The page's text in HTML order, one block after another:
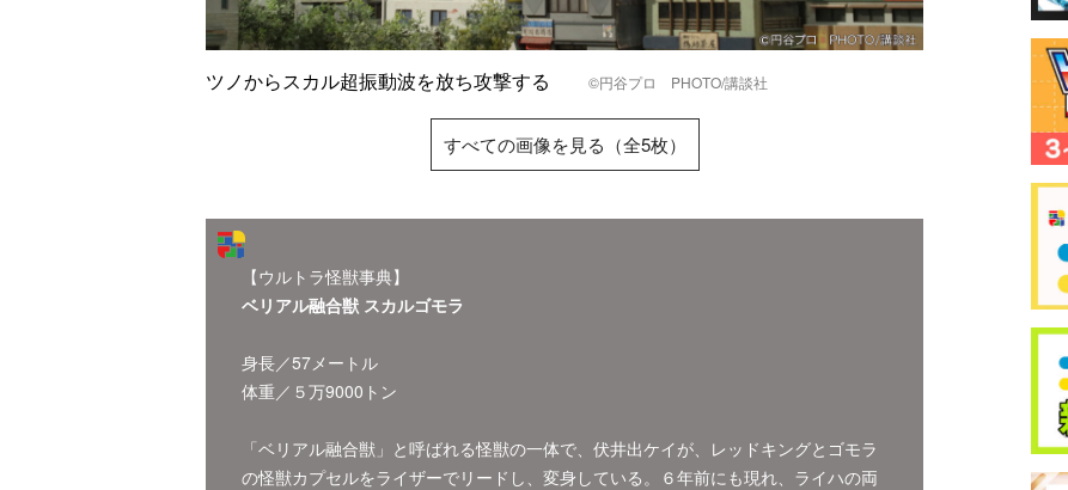
ツノからスカル超振動波を放ち攻撃する ©円谷プロ PHOTO/講談社
すべての画像を見る（全5枚）
【ウルトラ怪獣事典】
ベリアル融合獣 スカルゴモラ
身長／57メートル
体重／５万9000トン
「ベリアル融合獣」と呼ばれる怪獣の一体で、伏井出ケイが、レッドキングとゴモラ
の怪獣カプセルをライザーでリードし、変身している。６年前にも現れ、ライハの両